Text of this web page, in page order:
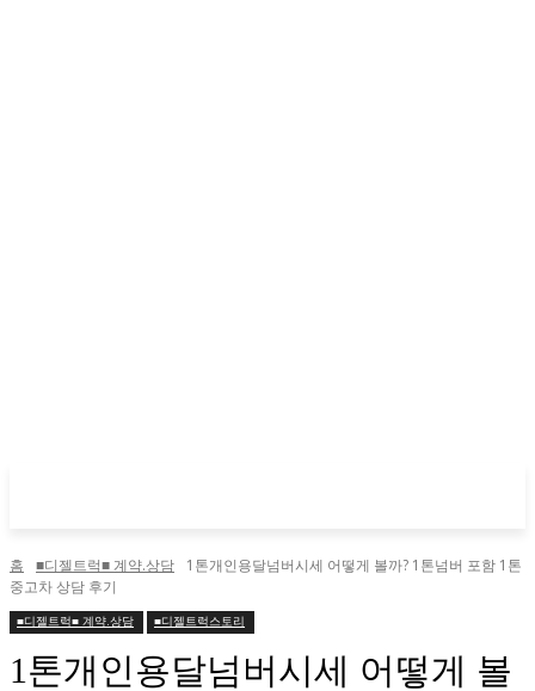
홈 ■디젤트럭■ 계약.상담
1톤개인용달넘버시세 어떻게 볼까? 1톤넘버 포함 1톤
중고차 상담 후기
■디젤트럭■ 계약.상담 ■디젤트럭스토리
1톤개인용달넘버시세 어떻게 볼